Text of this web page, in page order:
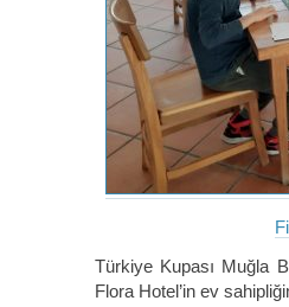
Türkiye Kupası Muğla
Flora Hotel’in ev